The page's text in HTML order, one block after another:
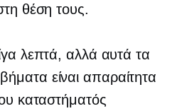
θέση τους.
λεπτά, αλλά αυτά τα
είναι απαραίτητα
καταστήματός